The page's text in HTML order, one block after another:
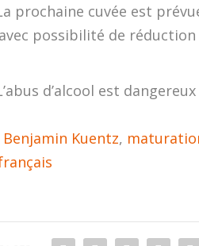
prochaine cuvée est
possibilité de
d’alcool est
Benjamin Kuentz,